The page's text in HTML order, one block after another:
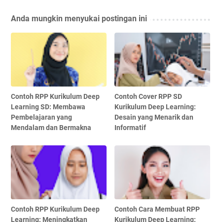
Anda mungkin menyukai postingan ini
Contoh RPP Kurikulum Deep
Learning SD: Membawa
Pembelajaran yang
Mendalam dan Bermakna
Contoh Cover RPP SD
Kurikulum Deep Learning:
Desain yang Menarik dan
Informatif
Contoh RPP Kurikulum Deep
Learning: Meningkatkan
Contoh Cara Membuat RPP
Kurikulum Deep Learning: